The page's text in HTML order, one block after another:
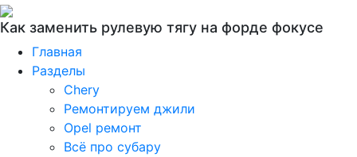
Как заменить рулевую тягу на форде фокусе
Главная
Разделы
Chery
Ремонтируем джили
Opel ремонт
Всё про субару